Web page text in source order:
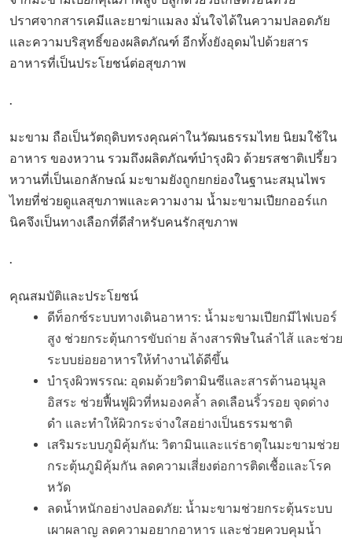
ปราศจากสารเคมีและยาฆ่าแมลง มั่นใจได้ในความปลอดภัย
และความบริสุทธิ์ของผลิตภัณฑ์ อีกทั้งยังอุดมไปด้วยสาร
อาหารที่เป็นประโยชน์ต่อสุขภาพ
.
มะขาม ถือเป็นวัตถุดิบทรงคุณค่าในวัฒนธรรมไทย นิยมใช้ใน
อาหาร ของหวาน รวมถึงผลิตภัณฑ์บำรุงผิว ด้วยรสชาติเปรี้ยว
หวานที่เป็นเอกลักษณ์ มะขามยังถูกยกย่องในฐานะสมุนไพร
ไทยที่ช่วยดูแลสุขภาพและความงาม น้ำมะขามเปียกออร์แก
นิคจึงเป็นทางเลือกที่ดีสำหรับคนรักสุขภาพ
.
คุณสมบัติและประโยชน์
ดีท็อกซ์ระบบทางเดินอาหาร: น้ำมะขามเปียกมีไฟเบอร์
สูง ช่วยกระตุ้นการขับถ่าย ล้างสารพิษในลำไส้ และช่วย
ระบบย่อยอาหารให้ทำงานได้ดีขึ้น
บำรุงผิวพรรณ: อุดมด้วยวิตามินซีและสารต้านอนุมูล
อิสระ ช่วยฟื้นฟูผิวที่หมองคล้ำ ลดเลือนริ้วรอย จุดด่าง
ดำ และทำให้ผิวกระจ่างใสอย่างเป็นธรรมชาติ
เสริมระบบภูมิคุ้มกัน: วิตามินและแร่ธาตุในมะขามช่วย
กระตุ้นภูมิคุ้มกัน ลดความเสี่ยงต่อการติดเชื้อและโรค
หวัด
ลดน้ำหนักอย่างปลอดภัย: น้ำมะขามช่วยกระตุ้นระบบ
เผาผลาญ ลดความอยากอาหาร และช่วยควบคุมน้ำ